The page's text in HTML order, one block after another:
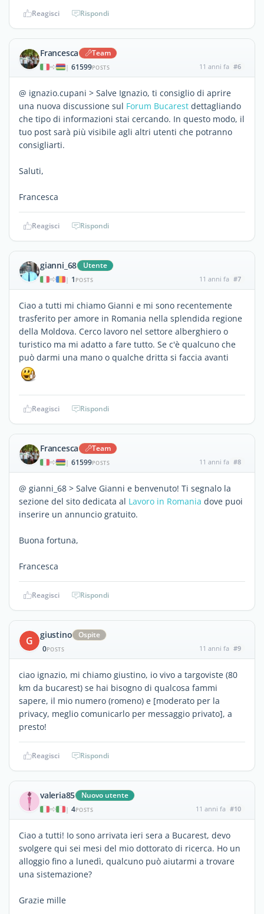
Reagisci Rispondi
Francesca Team
| 61599POSTS 11 anni fa #6
@ ignazio.cupani > Salve Ignazio, ti consiglio di aprire
una nuova discussione sul Forum Bucarest dettagliando
che tipo di informazioni stai cercando. In questo modo, il
tuo post sarà più visibile agli altri utenti che potranno
consigliarti.
Saluti,
Francesca
Reagisci Rispondi
gianni_68 Utente
| 1 POSTS 11 anni fa #7
Ciao a tutti mi chiamo Gianni e mi sono recentemente
trasferito per amore in Romania nella splendida regione
della Moldova. Cerco lavoro nel settore alberghiero o
turistico ma mi adatto a fare tutto. Se c'è qualcuno che
può darmi una mano o qualche dritta si faccia avanti
Reagisci Rispondi
Francesca Team
| 61599POSTS 11 anni fa #8
@ gianni_68 > Salve Gianni e benvenuto! Ti segnalo la
sezione del sito dedicata al Lavoro in Romania dove puoi
inserire un annuncio gratuito.
Buona fortuna,
Francesca
Reagisci Rispondi
G giustino
Ospite
0POSTS 11 anni fa #9
ciao ignazio, mi chiamo giustino, io vivo a targoviste (80
km da bucarest) se hai bisogno di qualcosa fammi
sapere, il mio numero (romeno) e [moderato per la
privacy, meglio comunicarlo per messaggio privato], a
presto!
Reagisci Rispondi
valeria85 Nuovo utente
| 4POSTS 11 anni fa #10
Ciao a tutti! Io sono arrivata ieri sera a Bucarest, devo
svolgere qui sei mesi del mio dottorato di ricerca. Ho un
alloggio fino a lunedì, qualcuno può aiutarmi a trovare
una sistemazione?
Grazie mille